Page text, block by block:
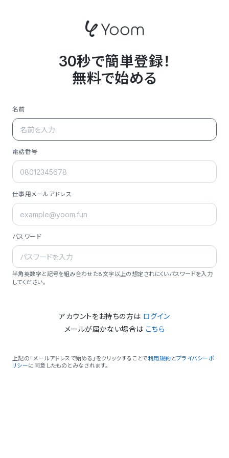
30秒で簡単登録！
無料で始める
名前
電話番号
仕事用メールアドレス
パスワード
半角英数字と記号を組み合わせた8文字以上の想定されにくいパスワードを入力
してください。
アカウントをお持ちの方は ログイン
メールが届かない場合は こちら
上記の「メールアドレスで始める」をクリックすることで利用規約 とプライバシーポ
リシーに同意したものとみなされます。